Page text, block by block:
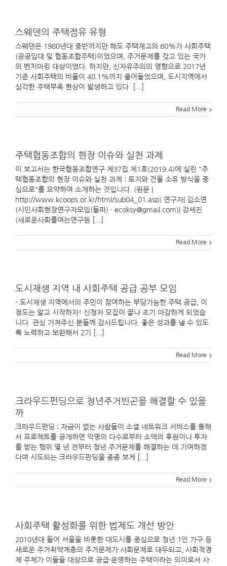
스웨덴의 주택점유 유형
스웨덴은 1980년대 중반까지만 해도 주택재고의 60%가 사회주택
(공공임대 및 협동조합주택)이었으며, 주거문제를 갖고 있는 국가
의 벤치마킹 대상이었다. 하지만, 신자유주의의 영향으로 2017년
기준 사회주택의 비율이 48.1%까지 줄어들었으며, 도시지역에서
심각한 주택부족 현상이 발생하고 있다. [...]
Read More
주택협동조합의 현장 이슈와 실천 과제
이 보고서는 한국협동조합연구 제37집 제1호(2019.4)에 실린 "주
택협동조합의 현장 이슈와 실천 과제 : 토지와 건물 소유 방식을 중
심으로"를 요약하여 소개하는 것입니다. (원문 |
http://www.kcoops.or.kr/html/sub04_01.asp) 연구자| 김소연
(시민사회현장연구자모임(들파) · ecoksy@gmail.com)| 강세진
(새로운사회를여는연구원 [...]
Read More
도시재생 지역 내 사회주택 공급 공부 모임
- 도시재생 지역에서의 주민이 참여하는 부담가능한 주택 공급, 이
정도는 알고 시작하자! 신청자 모집이 끝나 조기 마감하게 되었습
니다. 관심 가져주신 분들께 감사드립니다. 좋은 성과를 낼 수 있도
록 노력하고 보완해서 2기 [...]
Read More
크라우드펀딩으로 청년주거빈곤을 해결할 수 있을
까
크라우드펀딩 : 자금이 없는 사람들이 소셜 네트워크 서비스를 통해
서 프로젝트를 공개하면 익명의 다수로부터 소액의 후원이나 투자
를 받는 행위 몇 년 전부터 청년 주거문제를 해결하는 데 기여하겠
다며 시도되는 크라우드펀딩을 종종 보게 [...]
Read More
사회주택 활성화를 위한 법제도 개선 방안
2010년대 들어 서울을 비롯한 대도시를 중심으로 청년 1인 가구 등
새로운 주거취약계층의 주거문제가 사회문제로 대두되고, 사회적경
제 주체가 이들을 대상으로 공급·운영하는 주택이라는 의미로서 사